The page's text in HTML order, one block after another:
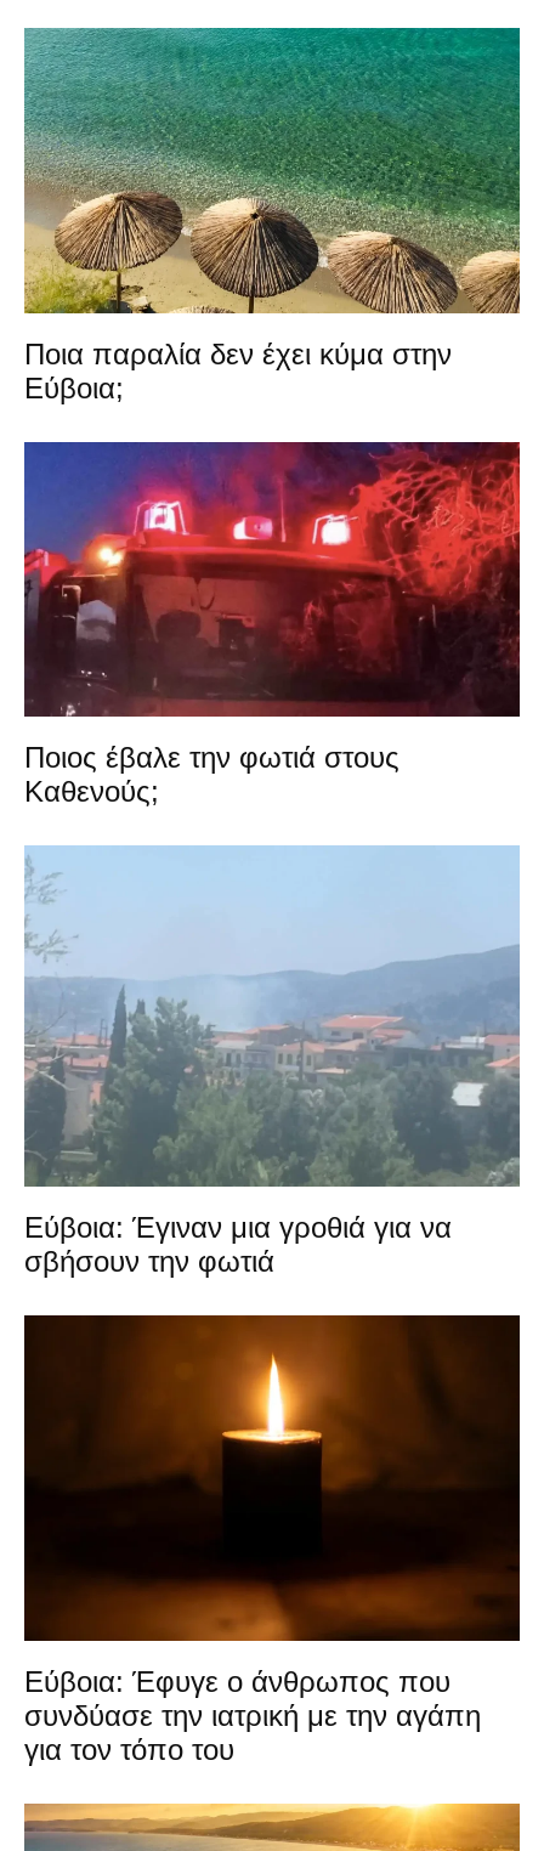
Ποια παραλία δεν έχει κύμα στην
Εύβοια;
Ποιος έβαλε την φωτιά στους
Καθενούς;
Εύβοια: Έγιναν μια γροθιά για να
σβήσουν την φωτιά
Εύβοια: Έφυγε ο άνθρωπος που
συνδύασε την ιατρική με την αγάπη
για τον τόπο του